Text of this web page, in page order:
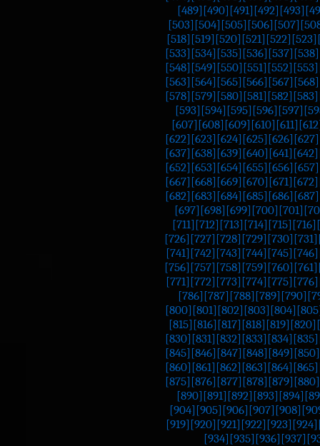
[489] [490] [491] [492] [493]
[503] [504] [505] [506] [507]
[518] [519] [520] [521] [522] [523]
[533] [534] [535] [536] [537] [538]
[548] [549] [550] [551] [552] [553]
[563] [564] [565] [566] [567] [568]
[578] [579] [580] [581] [582] [583]
[593] [594] [595] [596] [597]
[607] [608] [609] [610] [611]
[622] [623] [624] [625] [626] [627]
[637] [638] [639] [640] [641] [642]
[652] [653] [654] [655] [656] [657]
[667] [668] [669] [670] [671] [672]
[682] [683] [684] [685] [686] [687]
[697] [698] [699] [700] [701]
[711] [712] [713] [714] [715] [716]
[726] [727] [728] [729] [730] [731]
[741] [742] [743] [744] [745] [746]
[756] [757] [758] [759] [760] [761]
[771] [772] [773] [774] [775] [776]
[786] [787] [788] [789] [790]
[800] [801] [802] [803] [804]
[815] [816] [817] [818] [819] [820]
[830] [831] [832] [833] [834] [835]
[845] [846] [847] [848] [849] [850]
[860] [861] [862] [863] [864] [865]
[875] [876] [877] [878] [879] [880]
[890] [891] [892] [893] [894]
[904] [905] [906] [907] [908]
[919] [920] [921] [922] [923] [924]
[934] [935] [936] [937]